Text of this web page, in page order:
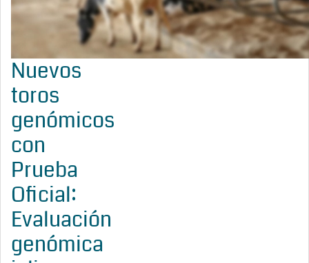
Nuevos
toros
genómicos
con
Prueba
Oficial:
Evaluación
genómica